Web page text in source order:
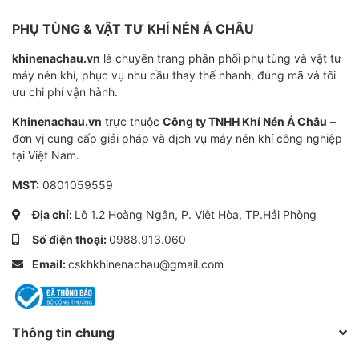
Becker SV 1100/2
Xử lý vật liệu: Nâng, di chuyển, và cố định vật
liệu nặng trong các quy trình sản xuất.
Sản xuất thép và luyện kim: Hỗ trợ các quy trình
hút bụi, thông gió và xử lý khí thải.
chất lỏng và khí trong môi trường dễ cháy nổ.
Chế biến gỗ quy mô lớn: Hút bụi, vận chuyển
dăm gỗ và các phế phẩm trong quy trình sản
xuất gỗ.
Sản xuất giấy và bột giấy: Hỗ trợ các quy trình
PHỤ TÙNG & VẬT TƯ KHÍ NÉN Á CHÂU
khinenachau.vn là chuyên trang phân phối phụ tùng và vật tư
máy nén khí, phục vụ nhu cầu thay thế nhanh, đúng mã và tối
ưu chi phí vận hành.
Khinenachau.vn trực thuộc Công ty TNHH Khí Nén Á Châu –
đơn vị cung cấp giải pháp và dịch vụ máy nén khí công nghiệp
tại Việt Nam.
MST: 0801059559
Địa chỉ: Lô 1.2 Hoàng Ngân, P. Việt Hòa, TP.Hải Phòng
Số điện thoại:0988.913.060
Email:cskhkhinenachau@gmail.com
Thông tin chung